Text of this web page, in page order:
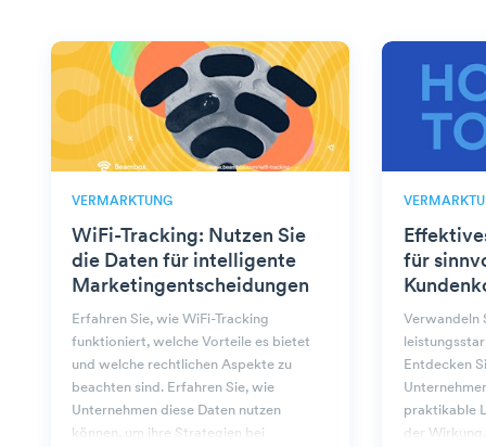
VERMARKTUNG
WiFi-Tracking: Nutzen Sie
die Daten für intelligente
Marketingentscheidungen
Erfahren Sie, wie WiFi-Tracking
funktioniert, welche Vorteile es bietet
und welche rechtlichen Aspekte zu
beachten sind. Erfahren Sie, wie
Unternehmen diese Daten nutzen
können, um ihre Strategien bei
für
Verwandeln
Entdecken
praktikable
der Wirkung.